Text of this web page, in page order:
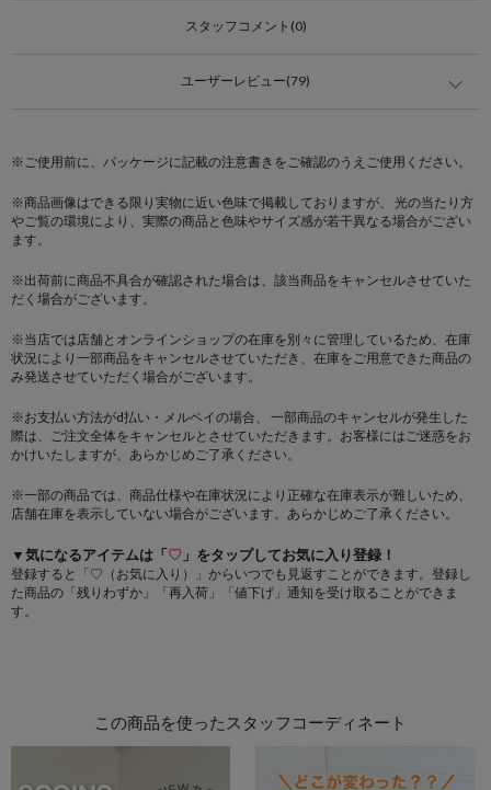
スタッフコメント(0)
ユーザーレビュー(79)
※ご使用前に、パッケージに記載の注意書きをご確認のうえご使用ください。
※商品画像はできる限り実物に近い色味で掲載しておりますが、 光の当たり方
やご覧の環境により、実際の商品と色味やサイズ感が若干異なる場合がござい
ます。
※出荷前に商品不具合が確認された場合は、該当商品をキャンセルさせていた
だく場合がございます。
※当店では店舗とオンラインショップの在庫を別々に管理しているため、在庫
状況により一部商品をキャンセルさせていただき、在庫をご用意できた商品の
み発送させていただく場合がございます。
※お支払い方法がd払い・メルペイの場合、 一部商品のキャンセルが発生した
際は、ご注文全体をキャンセルとさせていただきます。お客様にはご迷惑をお
かけいたしますが、あらかじめご了承ください。
※一部の商品では、商品仕様や在庫状況により正確な在庫表示が難しいため、
店舗在庫を表示していない場合がございます。あらかじめご了承ください。
▼気になるアイテムは「♡ 」をタップしてお気に入り登録！
登録すると「♡（お気に入り）」からいつでも見返すことができます。登録し
た商品の「残りわずか」「再入荷」「値下げ」通知を受け取ることができま
す。
この商品を使ったスタッフコーディネート